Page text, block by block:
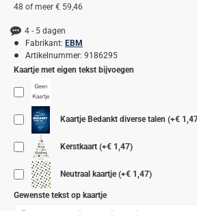
48 of meer € 59,46
4 - 5 dagen
Fabrikant: EBM
Artikelnummer: 9186295
Kaartje met eigen tekst bijvoegen
Kaartje Bedankt diverse talen (+€
Kerstkaart (+€ 1,47)
Neutraal kaartje(+€ 1,47)
Gewenste tekst op kaartje